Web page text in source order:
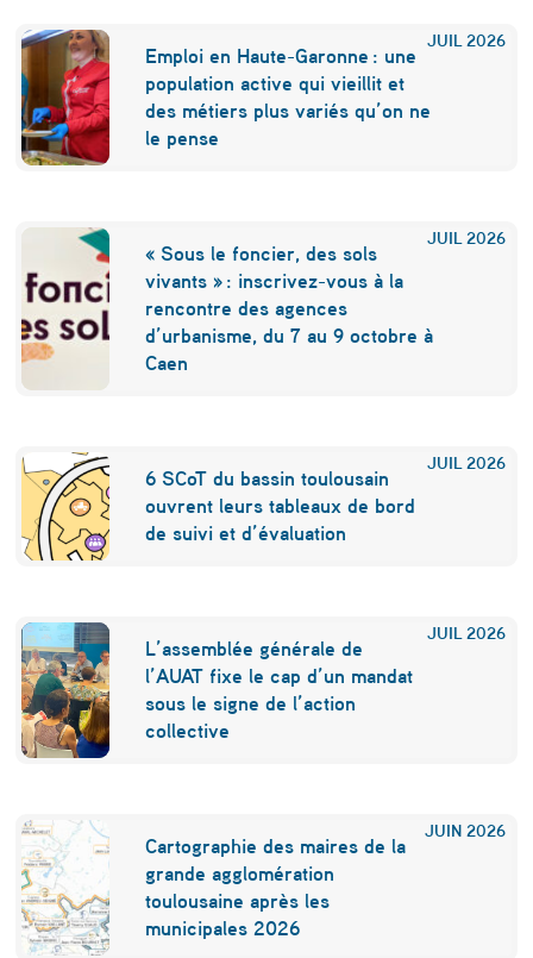
t
a
g
e
r
l
e
b
é
n
é
f
i
c
e
s
d
e
s
é
JUIL 2026
Emploi en Haute-Garonne : une
population active qui vieillit et
des métiers plus variés qu’on ne
le pense
JUIL 2026
« Sous le foncier, des sols
vivants » : inscrivez-vous à la
rencontre des agences
d’urbanisme, du 7 au 9 octobre à
Caen
JUIL 2026
6 SCoT du bassin toulousain
ouvrent leurs tableaux de bord
de suivi et d’évaluation
JUIL 2026
L’assemblée générale de
l’AUAT fixe le cap d’un mandat
sous le signe de l’action
collective
JUIN 2026
Cartographie des maires de la
grande agglomération
toulousaine après les
municipales 2026